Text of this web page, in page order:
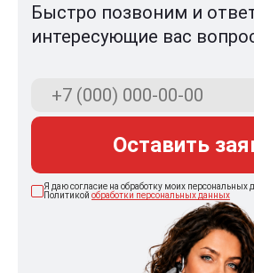
Быстро позвоним и
интересующие вас
Оставить
Я даю согласие на обработку моих персональных
Политикой обработки персональных данных